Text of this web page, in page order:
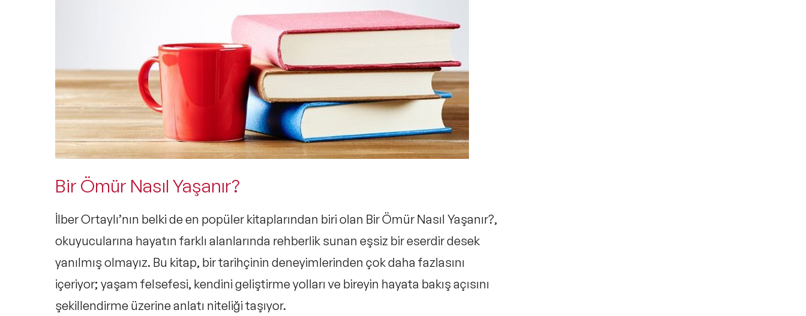
Bir Ömür Nasıl Yaşanır?
İlber Ortaylı’nın belki de en popüler kitaplarından biri olan Bir Ömür Nasıl Yaşanır?,
okuyucularına hayatın farklı alanlarında rehberlik sunan eşsiz bir eserdir desek
yanılmış olmayız. Bu kitap, bir tarihçinin deneyimlerinden çok daha fazlasını
içeriyor; yaşam felsefesi, kendini geliştirme yolları ve bireyin hayata bakış açısını
şekillendirme üzerine anlatı niteliği taşıyor.